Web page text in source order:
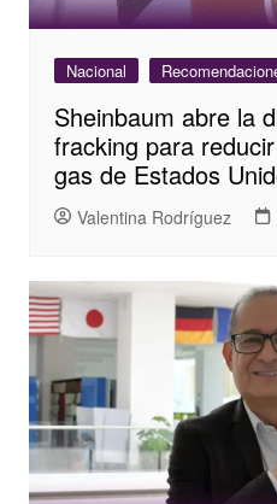
Nacional
Sheinbaum abre la
fracking para
gas de Estados
Valentina Rodríguez